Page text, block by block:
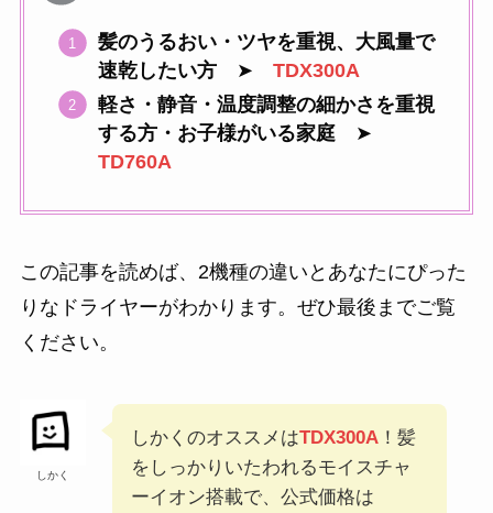
髪のうるおい・ツヤを重視、大風量で
速乾したい方 ➤TDX300A
軽さ・静音・温度調整の細かさを重視
する方・お子様がいる家庭 ➤
TD760A
この記事を読めば、2機種の違いとあなたにぴった
りなドライヤーがわかります。ぜひ最後までご覧
ください。
しかく
しかくのオススメはTDX300A！髪
をしっかりいたわれるモイスチャ
ーイオン搭載で、公式価格は